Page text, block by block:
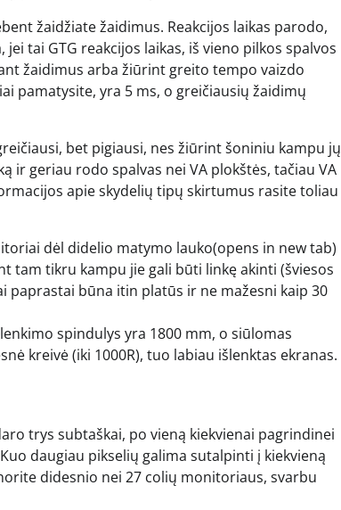
žaidžiate žaidimus. Reakcijos laikas parodo,
tai GTG reakcijos laikas, iš vieno pilkos spalvos
žaidimus arba žiūrint greito tempo vaizdo
pamatysite, yra 5 ms, o greičiausių žaidimų
bet pigiausi, nes žiūrint šoniniu kampu jų
ir geriau rodo spalvas nei VA plokštės, tačiau VA
apie skydelių tipų skirtumus rasite toliau
dėl didelio matymo lauko(opens in new tab)
tam tikru kampu jie gali būti linkę akinti (šviesos
paprastai būna itin platūs ir ne mažesni kaip 30
spindulys yra 1800 mm, o siūlomas
kreivė (iki 1000R), tuo labiau išlenktas ekranas.
trys subtaškai, po vieną kiekvienai pagrindinei
daugiau pikselių galima sutalpinti į kiekvieną
didesnio nei 27 colių monitoriaus, svarbu